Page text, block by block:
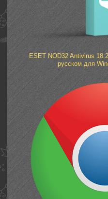
ESET NOD32 Antivirus
русском для